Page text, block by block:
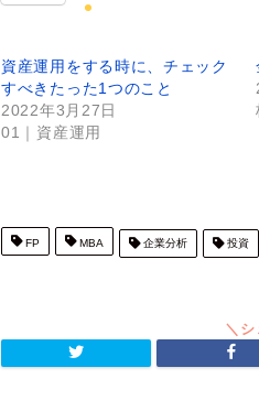
資産運用をする時に、チェック
すべきたった1つのこと
2022年3月27日
01｜資産運用
FP MBA 企業分析 投資